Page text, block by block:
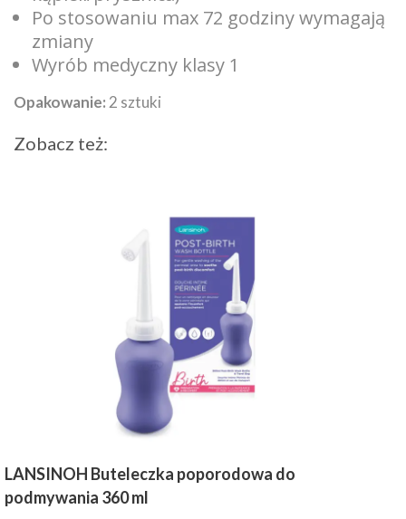
Po stosowaniu max 72 godziny wymagają
zmiany
Wyrób medyczny klasy 1
Opakowanie: 2 sztuki
Zobacz też:
LANSINOH Buteleczka poporodowa do
podmywania 360 ml